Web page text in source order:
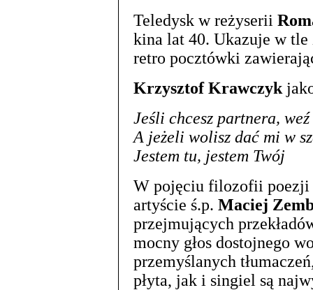
Teledysk w reżyserii
kina lat 40. Ukazuje w tle
retro pocztówki
Krzysztof Krawczyk
Jeśli chcesz partnera,
A jeżeli wolisz dać mi w
Jestem tu, jestem Twój
W pojęciu filozofii poezji
artyście ś.p. Maciej
przejmujących
mocny głos dostojnego
przemyślanych
płyta, jak i singiel są